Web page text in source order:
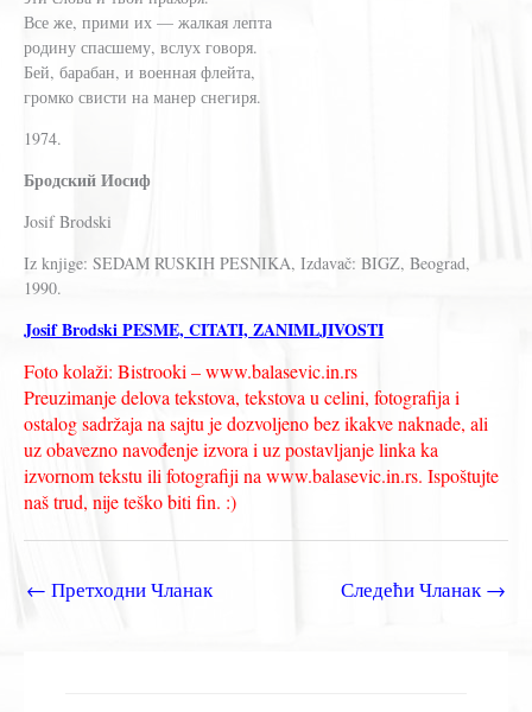
Все же, прими их — жалкая лепта
родину спасшему, вслух говоря.
Бей, барабан, и военная флейта,
громко свисти на манер снегиря.
1974.
Бродский Иосиф
Josif Brodski
Iz knjige: SEDAM RUSKIH PESNIKA, Izdavač: BIGZ, Beograd,
1990.
Josif Brodski PESME, CITATI, ZANIMLJIVOSTI
Foto kolaži: Bistrooki – www.balasevic.in.rs
Preuzimanje delova tekstova, tekstova u celini, fotografija i
ostalog sadržaja na sajtu je dozvoljeno bez ikakve naknade, ali
uz obavezno navođenje izvora i uz postavljanje linka ka
izvornom tekstu ili fotografiji na www.balasevic.in.rs. Ispoštujte
naš trud, nije teško biti fin. :)
← Претходни Чланак Следећи Чланак→